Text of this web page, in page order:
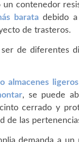
contenedor
barata debido
de trasteros.
de diferentes
almacenes
, se puede
cerrado y
de las